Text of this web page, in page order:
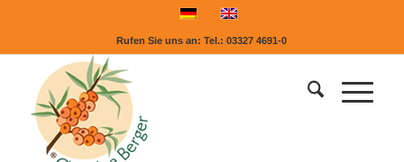
Rufen Sie uns an:Tel.: 03327 4691-0